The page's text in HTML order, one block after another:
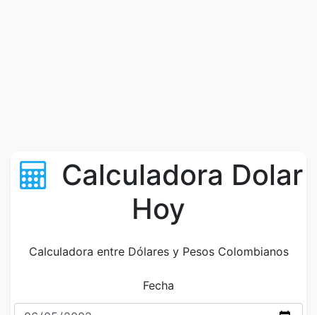
Calculadora Dolar
Hoy
Calculadora entre Dólares y Pesos Colombianos
Fecha